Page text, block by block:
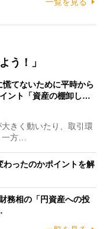
う！」
慌てないために平時から
ント「資産の棚卸し…
きく動いたり、取引環
方…
ったのかポイントを解
務相の「円資産への投